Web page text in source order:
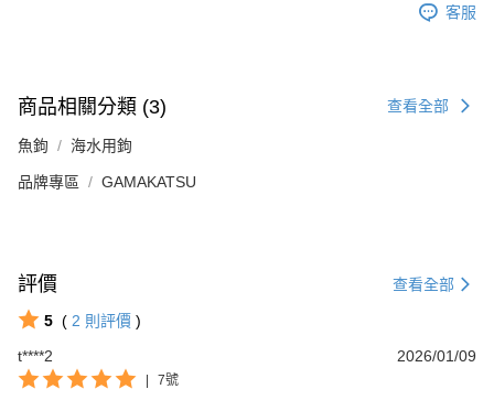
客服
商品相關分類 (3) 查看全部
魚鉤 海水用鉤
品牌專區 GAMAKATSU
評價 查看全部
5 ( 2 則評價 )
t****2
2026/01/09
7號